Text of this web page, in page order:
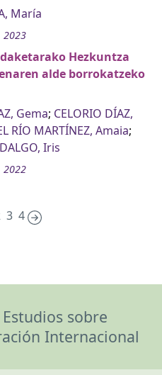
María
2023
Hezkuntza
alde borrokatzeko
Gema; CELORIO DÍAZ,
RÍO MARTÍNEZ, Amaia;
Iris
2022
3 4
sobre
Internacional